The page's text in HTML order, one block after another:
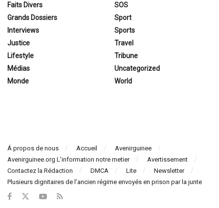
Faits Divers
Grands Dossiers
Interviews
Justice
Lifestyle
Médias
Monde
SOS
Sport
Sports
Travel
Tribune
Uncategorized
World
Á propos de nous Accueil
Avenirguinee
Avenirguinee.org L’information notre metier
Avertissement
Contactez la Rédaction
DMCA Lite
Newsletter
Plusieurs dignitaires de l’ancien régime envoyés en prison par la junte